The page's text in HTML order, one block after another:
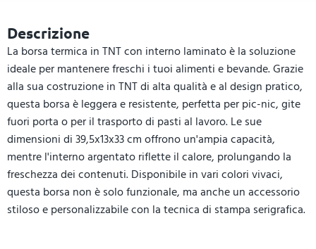
Descrizione
La borsa termica in TNT con interno laminato è la soluzione
ideale per mantenere freschi i tuoi alimenti e bevande. Grazie
alla sua costruzione in TNT di alta qualità e al design pratico,
questa borsa è leggera e resistente, perfetta per pic-nic, gite
fuori porta o per il trasporto di pasti al lavoro. Le sue
dimensioni di 39,5x13x33 cm offrono un'ampia capacità,
mentre l'interno argentato riflette il calore, prolungando la
freschezza dei contenuti. Disponibile in vari colori vivaci,
questa borsa non è solo funzionale, ma anche un accessorio
stiloso e personalizzabile con la tecnica di stampa serigrafica.